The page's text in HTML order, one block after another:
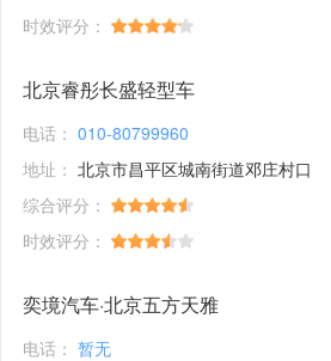
时效评分：
北京睿彤长盛轻型车
电话： 010-80799960
地址： 北京市昌平区城南街道邓庄村口
综合评分：
时效评分：
奕境汽车·北京五方天雅
电话： 暂无